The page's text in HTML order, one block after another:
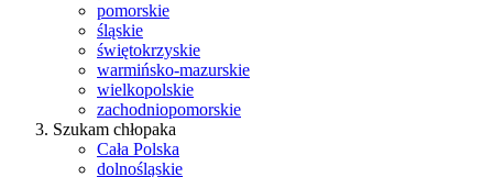
pomorskie
śląskie
świętokrzyskie
warmińsko-mazurskie
wielkopolskie
zachodniopomorskie
Szukam chłopaka
Cała Polska
dolnośląskie